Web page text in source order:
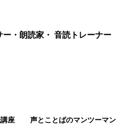
・朗読家・ 音読トレーナー
座 声とことばのマンツーマ